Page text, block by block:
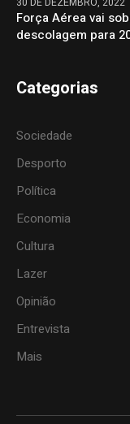
Força Aérea vai
descolagem para
Categorias
Sociedade
Desporto
Política
Economia
Cultura
Lazer
Opinião
Entrevista
Mais